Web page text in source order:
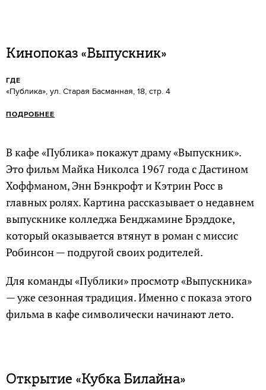
Кинопоказ «Выпускник»
ГДЕ
«Публика», ул. Старая Басманная, 18, стр. 4
ПОДРОБНЕЕ
В кафе «Публика» покажут драму «Выпускник».
Это фильм Майка Николса 1967 года с Дастином
Хоффманом, Энн Бэнкрофт и Кэтрин Росс в
главных ролях. Картина рассказывает о недавнем
выпускнике колледжа Бенджамине Брэддоке,
который оказывается втянут в роман с миссис
Робинсон — подругой своих родителей.
Для команды «Публики» просмотр «Выпускника»
— уже сезонная традиция. Именно с показа этого
фильма в кафе символически начинают лето.
Открытие «Кубка Билайна»